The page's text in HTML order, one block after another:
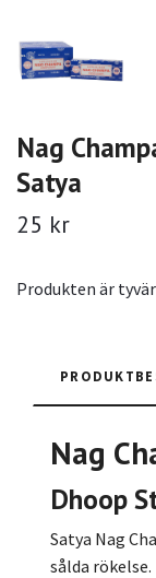
Nag
Satya
25 kr
Produkten är
Nag
Dhoop
Satya Nag
sålda rökelse.